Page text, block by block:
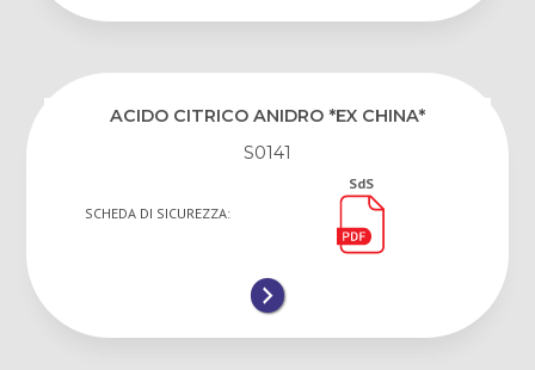
ACIDO CITRICO ANIDRO *EX CHINA*
S0141
SCHEDA DI SICUREZZA:
SdS